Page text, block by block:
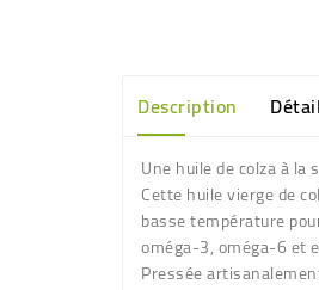
Description
Une huile de colza à
Cette huile vierge de
basse température
oméga-3, oméga-6 et
Pressée